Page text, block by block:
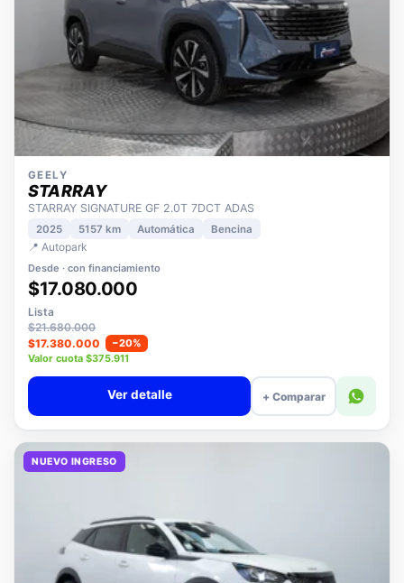
GEELY
STARRAY
STARRAY SIGNATURE GF 2.0T 7DCT ADAS
2025 5157 km
📍 Autopark
Desde · con financiamiento
$17.080.000
Lista
$21.680.000
$17.380.000
−20%
Valor cuota $375.911
+ Comparar